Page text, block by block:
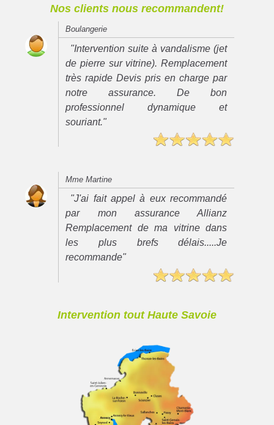
Nos clients nous recommandent!
Boulangerie
"Intervention suite à vandalisme (jet
de pierre sur vitrine). Remplacement
très rapide Devis pris en charge par
notre assurance. De bon
professionnel dynamique et
souriant."
Mme Martine
"J'ai fait appel à eux recommandé
par mon assurance Allianz
Remplacement de ma vitrine dans
les plus brefs délais.....Je
recommande"
Intervention tout Haute Savoie